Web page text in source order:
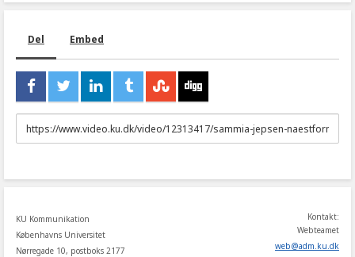
Del Embed
URL
to
KU Kommunikation
Københavns Universitet
Nørregade 10, postboks 2177
Kontakt:
Webteamet
web@adm.ku.dk